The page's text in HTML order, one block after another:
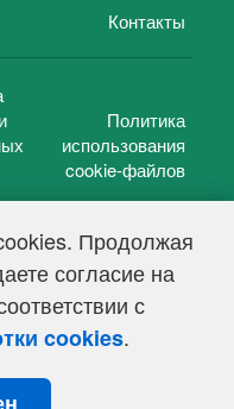
Продолжая
согласие на
с
cookies.
Контакты
Политика
использования
cookie-файлов
№ ФС 77-39848, выдано
связи,
коммуникаций